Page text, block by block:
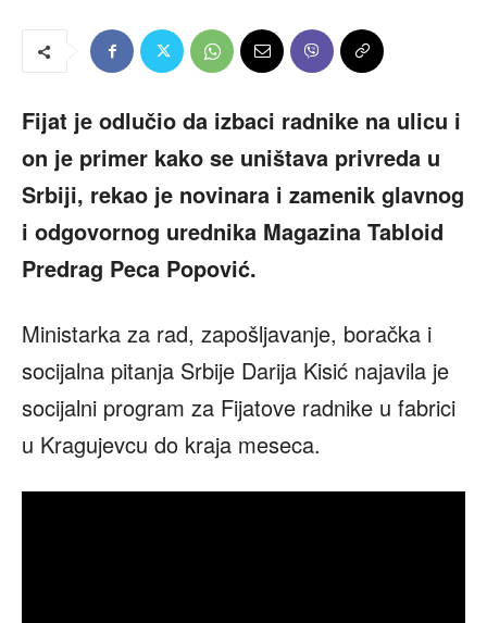
Fijat je odlučio da izbaci radnike na ulicu i
on je primer kako se uništava privreda u
Srbiji, rekao je novinara i zamenik glavnog
i odgovornog urednika Magazina Tabloid
Predrag Peca Popović.
Ministarka za rad, zapošljavanje, boračka i
socijalna pitanja Srbije Darija Kisić najavila je
socijalni program za Fijatove radnike u fabrici
u Kragujevcu do kraja meseca.